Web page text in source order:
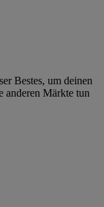
Bestes, um deinen
anderen Märkte tun